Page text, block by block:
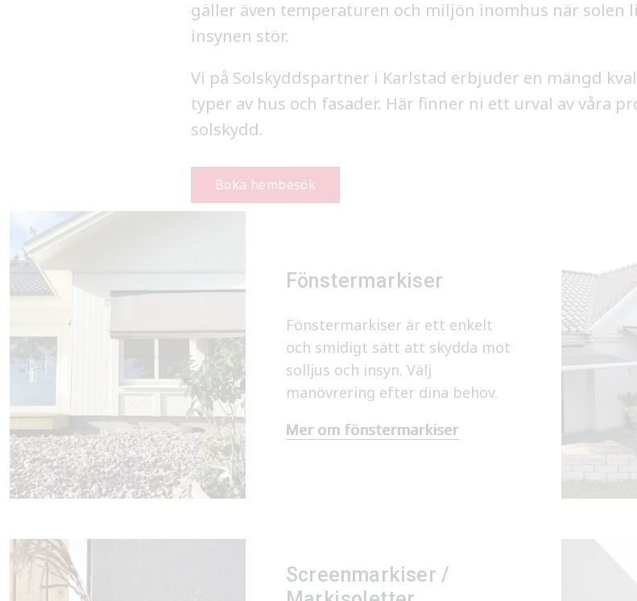
gäller även temperaturen och miljön inomhus när solen
insynen stör.
Vi på Solskyddspartner i Karlstad erbjuder en mängd
typer av hus och fasader. Här finner ni ett urval av våra
solskydd.
Boka hembesök
Fönstermarkiser
Fönstermarkiser är ett enkelt
och smidigt sätt att skydda mot
solljus och insyn. Välj
manövrering efter dina behov.
Mer om fönstermarkiser
Screenmarkiser /